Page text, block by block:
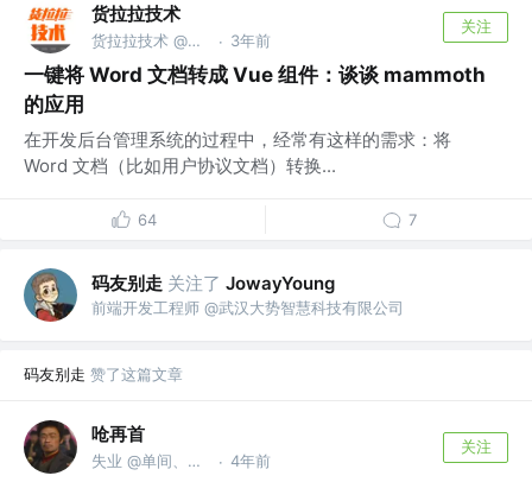
货拉拉技术
货拉拉技术 @货拉拉集团 · 3年前
关注
一键将 Word 文档转成 Vue 组件：谈谈 mammoth
的应用
在开发后台管理系统的过程中，经常有这样的需求：将
Word 文档（比如用户协议文档）转换...
64 7
码友别走 关注了 JowayYoung
前端开发工程师 @武汉大势智慧科技有限公司
码友别走 赞了这篇文章
呛再首
失业 @单间、切图 · 4年前
关注